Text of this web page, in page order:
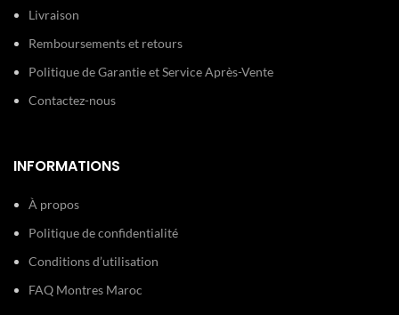
Livraison
Remboursements et retours
Politique de Garantie et Service Après-Vente
Contactez-nous
INFORMATIONS
À propos
Politique de confidentialité
Conditions d’utilisation
FAQ Montres Maroc